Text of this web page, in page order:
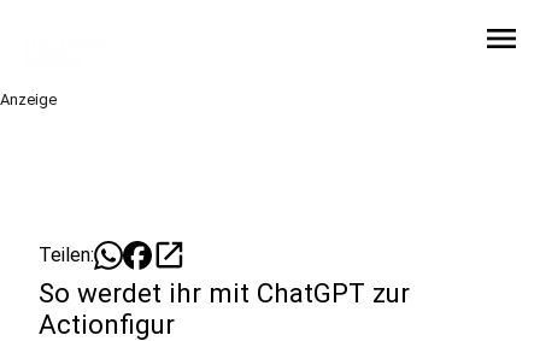
menu
Anzeige
Teilen: open_in_new
So werdet ihr mit ChatGPT zur
Actionfigur